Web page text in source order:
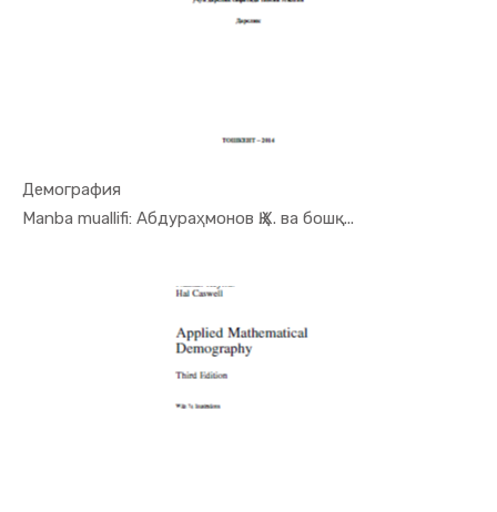
Демография
Manba muallifi: Абдураҳмонов Қ.Х. ва бошқ...
In Demogra...